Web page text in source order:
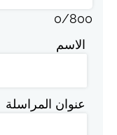
0/800
الاسم
عنوان المراسلة